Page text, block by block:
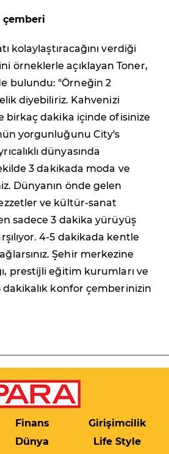
çemberi
kolaylaştıracağını verdiği
örneklerle açıklayan Toner,
bulundu: "Örneğin 2
diyebiliriz. Kahvenizi
birkaç dakika içinde ofisinize
yorgunluğunu City's
dünyasında
3 dakikada moda ve
Dünyanın önde gelen
ve kültür-sanat
sadece 3 dakika yürüyüş
4-5 dakikada kentle
Şehir merkezine
prestijli eğitim kurumları ve
dakikalık konfor çemberinizin
Finans
Girişimcilik
Dünya Life Style